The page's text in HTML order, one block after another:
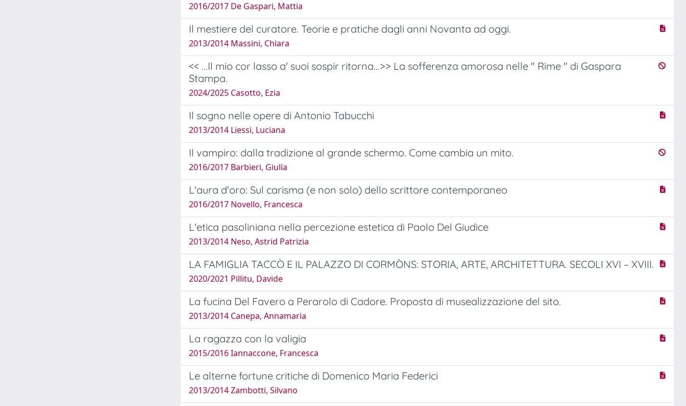
2016/2017 De Gaspari, Mattia
Il mestiere del curatore. Teorie e pratiche dagli anni Novanta ad oggi.
2013/2014 Massini, Chiara
<< ...Il mio cor lasso a' suoi sospir ritorna...>> La sofferenza amorosa nelle " Rime " di Gaspara
Stampa.
2024/2025 Casotto, Ezia
Il sogno nelle opere di Antonio Tabucchi
2013/2014 Liessi, Luciana
Il vampiro: dalla tradizione al grande schermo. Come cambia un mito.
2016/2017 Barbieri, Giulia
L'aura d'oro: Sul carisma (e non solo) dello scrittore contemporaneo
2016/2017 Novello, Francesca
L'etica pasoliniana nella percezione estetica di Paolo Del Giudice
2013/2014 Neso, Astrid Patrizia
LA FAMIGLIA TACCÒ E IL PALAZZO DI CORMÒNS: STORIA, ARTE, ARCHITETTURA. SECOLI XVI – XVIII.
2020/2021 Pillitu, Davide
La fucina Del Favero a Perarolo di Cadore. Proposta di musealizzazione del sito.
2013/2014 Canepa, Annamaria
La ragazza con la valigia
2015/2016 Iannaccone, Francesca
Le alterne fortune critiche di Domenico Maria Federici
2013/2014 Zambotti, Silvano